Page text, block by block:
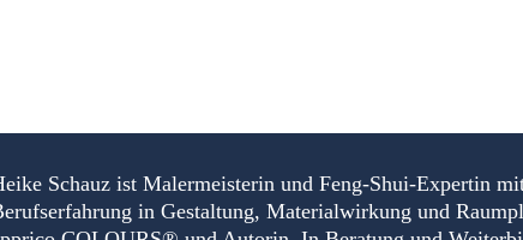
Schauz ist Malermeisterin und Feng-Shui-Expertin
in Gestaltung, Materialwirkung und